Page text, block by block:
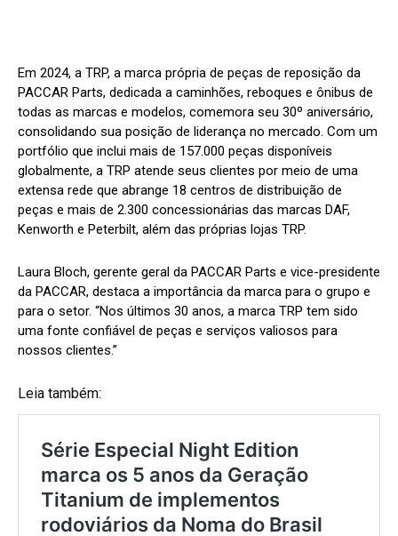
Em 2024, a TRP, a marca própria de peças de reposição da
PACCAR Parts, dedicada a caminhões, reboques e ônibus de
todas as marcas e modelos, comemora seu 30º aniversário,
consolidando sua posição de liderança no mercado. Com um
portfólio que inclui mais de 157.000 peças disponíveis
globalmente, a TRP atende seus clientes por meio de uma
extensa rede que abrange 18 centros de distribuição de
peças e mais de 2.300 concessionárias das marcas DAF,
Kenworth e Peterbilt, além das próprias lojas TRP.
Laura Bloch, gerente geral da PACCAR Parts e vice-presidente
da PACCAR, destaca a importância da marca para o grupo e
para o setor. “Nos últimos 30 anos, a marca TRP tem sido
uma fonte confiável de peças e serviços valiosos para
nossos clientes.”
Leia também: